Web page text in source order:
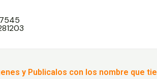
y Publicalos con los nombre que